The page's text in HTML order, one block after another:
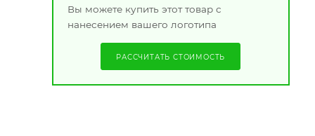
Вы можете купить этот товар с
нанесением вашего логотипа
РАССЧИТАТЬ СТОИМОСТЬ